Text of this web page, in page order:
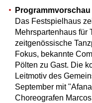
Das Festspielhaus
Mehrspartenhaus für
zeitgenössische
Fokus, bekannte
Pölten zu Gast. Die
Leitmotiv des
September mit
Choreografen